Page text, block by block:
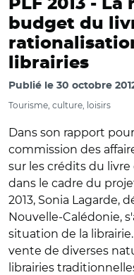
PLF 2013 - La
budget du
librairies
Publié le 30 octobre
Tourisme, culture, loisirs
Dans son rapport
commission des
sur les crédits du
dans le cadre du
2013, Sonia Lagarde,
Nouvelle-Calédonie,
situation de la
vente de diverses
librairies